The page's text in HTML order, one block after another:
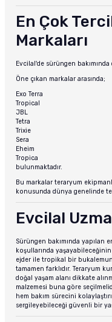
En Çok
Markaları
Evcilal'de sürüngen
Öne çıkan markalar arasında;
Exo Terra
Tropical
JBL
Tetra
Trixie
Sera
Eheim
Tropica
bulunmaktadır.
Bu markalar teraryum
konusunda dünya genelinde
Evcilal
Sürüngen bakımında
koşullarında
ejder ile tropikal bir
tamamen farklıdır. Teraryum
doğal yaşam alanı dikkate
malzemesi buna göre
hem bakım sürecini
sergileyebileceği güvenli bir